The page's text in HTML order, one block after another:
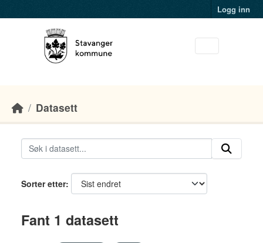
Logg inn
Datasett
Sorter etter
Fant 1 datasett